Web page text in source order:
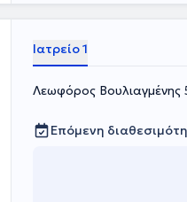
Ιατρείο 1
Λεωφόρος Βουλιαγμένης
Επόμενη